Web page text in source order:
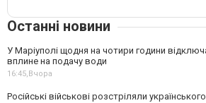
Останні новини
У Маріуполі щодня на чотири години
вплине на подачу води
16:45, Вчора
Російські військові розстріляли